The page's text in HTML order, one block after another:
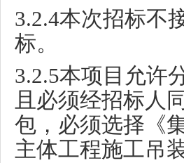
3.2.4本次招标不
标。
3.2.5本项目允许
且必须经招标人
包，必须选择《
主体工程施工吊